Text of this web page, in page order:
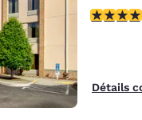
4.24
Détails